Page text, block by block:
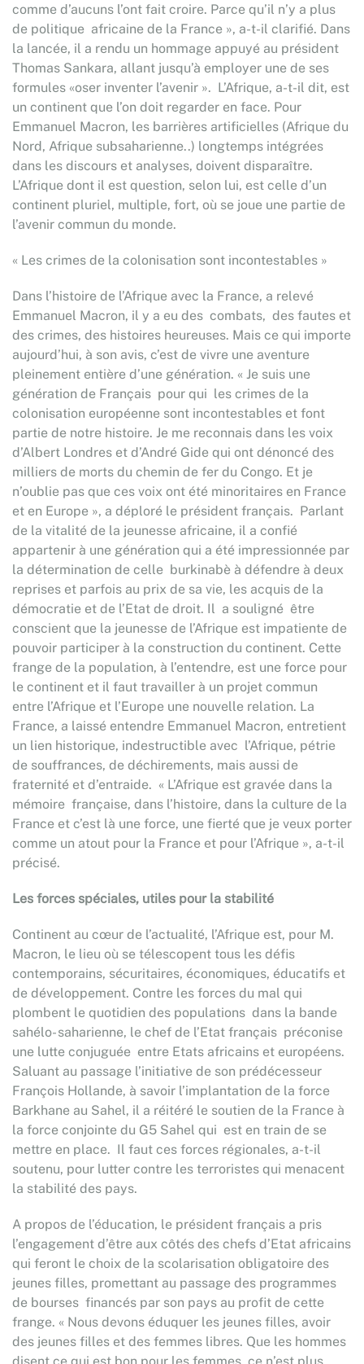
comme d’aucuns l’ont fait croire. Parce qu’il n’y a plus
de politique africaine de la France », a-t-il clarifié. Dans
la lancée, il a rendu un hommage appuyé au président
Thomas Sankara, allant jusqu’à employer une de ses
formules «oser inventer l’avenir ». L’Afrique, a-t-il dit, est
un continent que l’on doit regarder en face. Pour
Emmanuel Macron, les barrières artificielles (Afrique du
Nord, Afrique subsaharienne..) longtemps intégrées
dans les discours et analyses, doivent disparaître.
L’Afrique dont il est question, selon lui, est celle d’un
continent pluriel, multiple, fort, où se joue une partie de
l’avenir commun du monde.
« Les crimes de la colonisation sont incontestables »
Dans l’histoire de l’Afrique avec la France, a relevé
Emmanuel Macron, il y a eu des combats, des fautes et
des crimes, des histoires heureuses. Mais ce qui importe
aujourd’hui, à son avis, c’est de vivre une aventure
pleinement entière d’une génération. « Je suis une
génération de Français pour qui les crimes de la
colonisation européenne sont incontestables et font
partie de notre histoire. Je me reconnais dans les voix
d’Albert Londres et d’André Gide qui ont dénoncé des
milliers de morts du chemin de fer du Congo. Et je
n’oublie pas que ces voix ont été minoritaires en France
et en Europe », a déploré le président français. Parlant
de la vitalité de la jeunesse africaine, il a confié
appartenir à une génération qui a été impressionnée par
la détermination de celle burkinabè à défendre à deux
reprises et parfois au prix de sa vie, les acquis de la
démocratie et de l’Etat de droit. Il a souligné être
conscient que la jeunesse de l’Afrique est impatiente de
pouvoir participer à la construction du continent. Cette
frange de la population, à l’entendre, est une force pour
le continent et il faut travailler à un projet commun
entre l’Afrique et l’Europe une nouvelle relation. La
France, a laissé entendre Emmanuel Macron, entretient
un lien historique, indestructible avec l’Afrique, pétrie
de souffrances, de déchirements, mais aussi de
fraternité et d’entraide. « L’Afrique est gravée dans la
mémoire française, dans l’histoire, dans la culture de la
France et c’est là une force, une fierté que je veux porter
comme un atout pour la France et pour l’Afrique », a-t-il
précisé.
Les forces spéciales, utiles pour la stabilité
Continent au cœur de l’actualité, l’Afrique est, pour M.
Macron, le lieu où se télescopent tous les défis
contemporains, sécuritaires, économiques, éducatifs et
de développement. Contre les forces du mal qui
plombent le quotidien des populations dans la bande
sahélo- saharienne, le chef de l’Etat français préconise
une lutte conjuguée entre Etats africains et européens.
Saluant au passage l’initiative de son prédécesseur
François Hollande, à savoir l’implantation de la force
Barkhane au Sahel, il a réitéré le soutien de la France à
la force conjointe du G5 Sahel qui est en train de se
mettre en place. Il faut ces forces régionales, a-t-il
soutenu, pour lutter contre les terroristes qui menacent
la stabilité des pays.
A propos de l’éducation, le président français a pris
l’engagement d’être aux côtés des chefs d’Etat africains
qui feront le choix de la scolarisation obligatoire des
jeunes filles, promettant au passage des programmes
de bourses financés par son pays au profit de cette
frange. « Nous devons éduquer les jeunes filles, avoir
des jeunes filles et des femmes libres. Que les hommes